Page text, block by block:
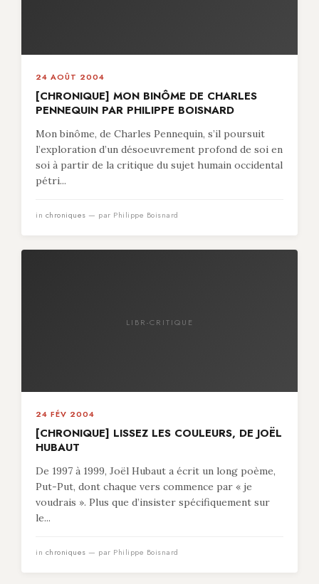
24 AOÛT 2004
[CHRONIQUE] MON BINÔME DE CHARLES
PENNEQUIN PAR PHILIPPE BOISNARD
Mon binôme, de Charles Pennequin, s’il poursuit
l’exploration d’un désoeuvrement profond de soi en
soi à partir de la critique du sujet humain occidental
pétri...
in chroniques — par Philippe Boisnard
LIBR-CRITIQUE
24 FÉV 2004
[CHRONIQUE] LISSEZ LES COULEURS, DE JOËL
HUBAUT
De 1997 à 1999, Joël Hubaut a écrit un long poème,
Put-Put, dont chaque vers commence par « je
voudrais ». Plus que d’insister spécifiquement sur
le...
in chroniques — par Philippe Boisnard